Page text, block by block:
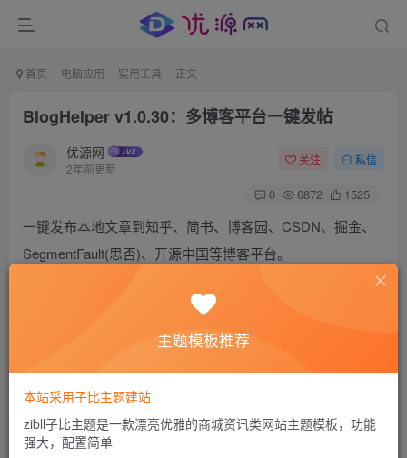
首页 电脑应用 实用工具 正文
BlogHelper v1.0.30：多博客平台一键发帖
优源网
2年前更新
关注 私信
0 6872 1525
一键发布本地文章到知乎、简书、博客园、CSDN、掘金、
SegmentFault(思否)、开源中国等博客平台。
云、腾讯云、阿里云、又拍云。
BlogHelper是一个没有界面，只存放在系统托盘中的应用，
主题模板推荐
本站采用子比主题建站
zibll子比主题是一款漂亮优雅的商城资讯类网站主题模板，功能
强大，配置简单